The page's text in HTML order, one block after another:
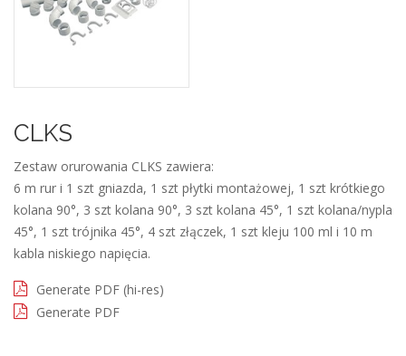
CLKS
Zestaw orurowania CLKS zawiera:
6 m rur i 1 szt gniazda, 1 szt płytki montażowej, 1 szt krótkiego
kolana 90°, 3 szt kolana 90°, 3 szt kolana 45°, 1 szt kolana/nypla
45°, 1 szt trójnika 45°, 4 szt złączek, 1 szt kleju 100 ml i 10 m
kabla niskiego napięcia.
Generate PDF (hi-res)
Generate PDF